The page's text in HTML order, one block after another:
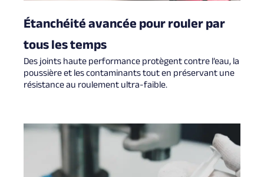
Étanchéité avancée pour rouler par
tous les temps
Des joints haute performance protègent contre l’eau, la
poussière et les contaminants tout en préservant une
résistance au roulement ultra-faible.